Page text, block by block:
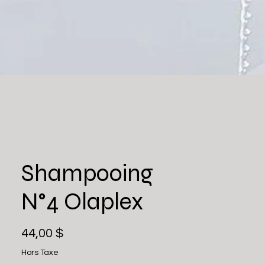
Shampooing
N°4 Olaplex
44,00 $
Hors Taxe